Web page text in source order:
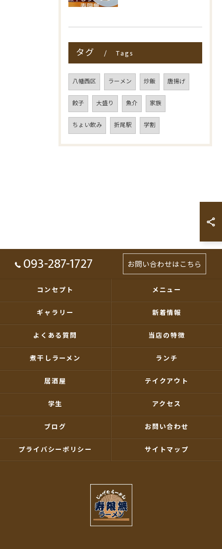
タグ Tags
八幡西区 ラーメン 炒飯 唐揚げ
餃子 大盛り 魚介 家族
ちょい飲み 折尾駅 学割
093-287-1727 お問い合わせはこちら
コンセプト メニュー
ギャラリー 新着情報
よくある質問 当店の特徴
煮干しラーメン ランチ
居酒屋 テイクアウト
学生 アクセス
ブログ お問い合わせ
プライバシーポリシー サイトマップ